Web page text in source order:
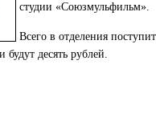
студии «Союзмульфильм».
Всего в отделения
будут десять рублей.